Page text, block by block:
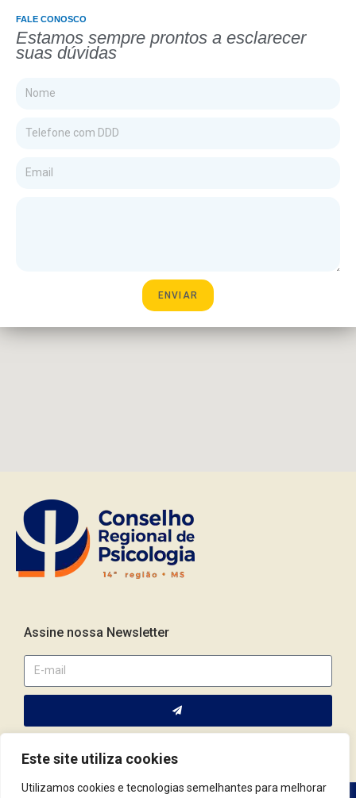
Este site utiliza cookies
Utilizamos cookies e tecnologias semelhantes para melhorar
FALE CONOSCO
Estamos sempre prontos a esclarecer
suas dúvidas
ENVIAR
Assine nossa Newsletter